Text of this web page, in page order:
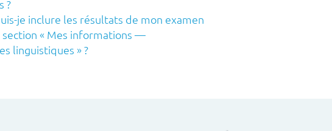
?
je inclure les résultats de mon examen
section « Mes informations —
linguistiques » ?